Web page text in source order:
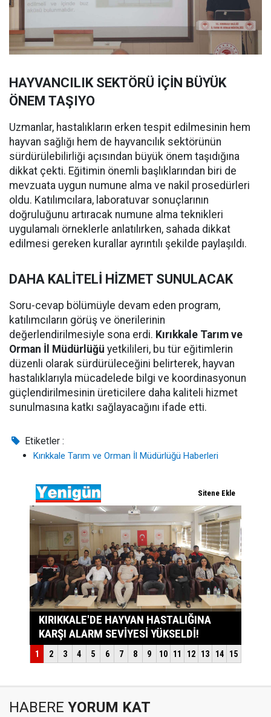
HAYVANCILIK SEKTÖRÜ İÇİN BÜYÜK
ÖNEM TAŞIYO
Uzmanlar, hastalıkların erken tespit edilmesinin hem
hayvan sağlığı hem de hayvancılık sektörünün
sürdürülebilirliği açısından büyük önem taşıdığına
dikkat çekti. Eğitimin önemli başlıklarından biri de
mevzuata uygun numune alma ve nakil prosedürleri
oldu. Katılımcılara, laboratuvar sonuçlarının
doğruluğunu artıracak numune alma teknikleri
uygulamalı örneklerle anlatılırken, sahada dikkat
edilmesi gereken kurallar ayrıntılı şekilde paylaşıldı.
DAHA KALİTELİ HİZMET SUNULACAK
Soru-cevap bölümüyle devam eden program,
katılımcıların görüş ve önerilerinin
değerlendirilmesiyle sona erdi. Kırıkkale Tarım ve
Orman İl Müdürlüğü yetkilileri, bu tür eğitimlerin
düzenli olarak sürdürüleceğini belirterek, hayvan
hastalıklarıyla mücadelede bilgi ve koordinasyonun
güçlendirilmesinin üreticilere daha kaliteli hizmet
sunulmasına katkı sağlayacağını ifade etti.
Etiketler :
Kırıkkale Tarım ve Orman İl Müdürlüğü Haberleri
HABERE YORUM KAT